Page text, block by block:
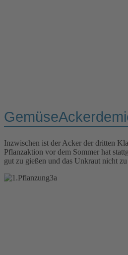
Inzwischen ist der Acker der dritten
Pflanzaktion vor dem Sommer hat
gut zu gießen und das Unkraut nicht